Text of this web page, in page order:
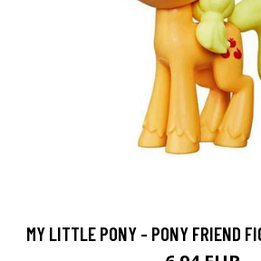
MY LITTLE PONY - PONY FRIEND